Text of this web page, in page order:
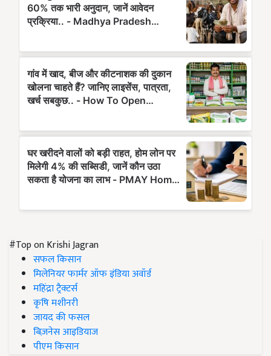
#Top on Krishi Jagran
सफल किसान
मिलेनियर फार्मर ऑफ इंडिया अवॉर्ड
महिंद्रा ट्रैक्टर्स
कृषि मशीनरी
जायद की फसल
बिज़नेस आइडियाज
पीएम किसान